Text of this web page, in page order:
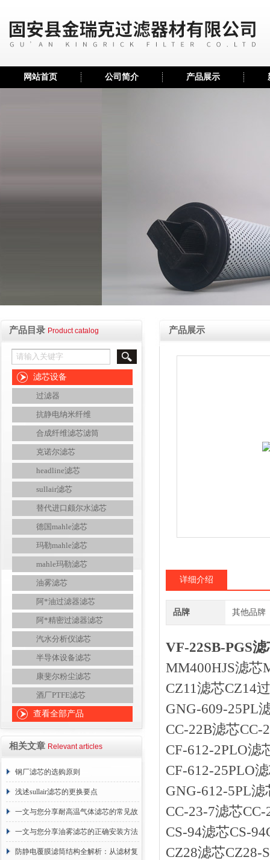
网站首页 公司简介 产品展示
产品目录 Product catalog
滤芯设备
过滤器
抗静电纳米纤维
合成纤维滤芯滤筒
克诺尔滤芯
headline滤芯
sullair滤芯
替代进口颇尔水滤芯
德国mahle滤芯
玛勒mahle滤芯
mahle玛勒滤芯
油雾滤芯
阿*油过滤器滤芯
阿*精密过滤器滤芯
汽水分析仪滤芯
半导体设备滤芯
康斐尔粉尘滤芯
酒厂PTFE滤芯
查看全部产品
相关文章 Relevant articles
钢厂滤芯的选购原则
浅述sullair滤芯的更换要点
一文与您分享耐高温气体滤芯的常见故
障相应解决方法
一文与您分享油雾滤芯的正确安装方法
防静电覆膜滤筒结构全解析：从滤材复
产品展示
详细介绍
品牌 其他品牌
VF-22SB-PGS
MM400HJS滤芯
CZ11滤芯CZ14
GNG-609-25PL
CC-22B滤芯CC-
CF-612-2PLO滤
CF-612-25PLO
GNG-612-5PL
CC-23-7滤芯
CS-94滤芯CS-
CZ28滤芯CZ28-